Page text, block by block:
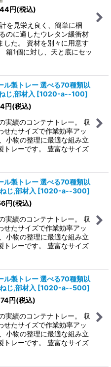
円(税込)
を見栄え良く、簡単に梱
のに適したウレタン緩衝材
した。 資材を別々に用意す
箱1個に対し、天と底にセッ
ル製トレー 選べる70種類以
じ,部材入 [1020-a--100]
円(税込)
実績のコンテナトレー。 収
せたサイズで作業効率アッ
小物の整理に最適な組み立
トレーです。 豊富なサイズ
ル製トレー 選べる70種類以
じ,部材入 [1020-a--300]
円(税込)
実績のコンテナトレー。 収
せたサイズで作業効率アッ
小物の整理に最適な組み立
トレーです。 豊富なサイズ
ル製トレー 選べる70種類以
じ,部材入 [1020-a--500]
円(税込)
実績のコンテナトレー。 収
せたサイズで作業効率アッ
小物の整理に最適な組み立
トレーです。 豊富なサイズ